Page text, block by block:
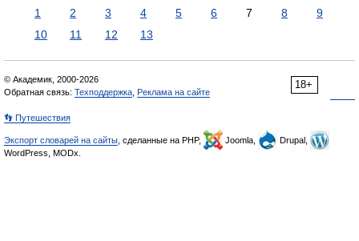
1 2 3 4 5 6 7 8
9
10
11 12 13
18+
© Академик, 2000-2026
Обратная связь: Техподдержка Реклама на сайте
👣 Путешествия
Экспорт словарей на сайты , сделанные на PHP, Joomla,
Drupal,
WordPress, MODx.